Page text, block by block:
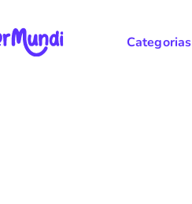
Categorias